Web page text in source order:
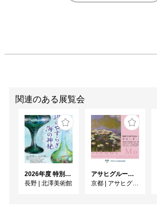
関連のある展覧会
2026年度 特別展「ガレとドーム、アール･ヌーヴォーのガラス 水辺のやすらぎ、海の神秘」
長野 | 北澤美術館
アサヒグループ大山崎山荘美術館 開館30周年記念展「没後100年 クロード・モネ」
京都 | アサヒグループ大山崎山荘美術館